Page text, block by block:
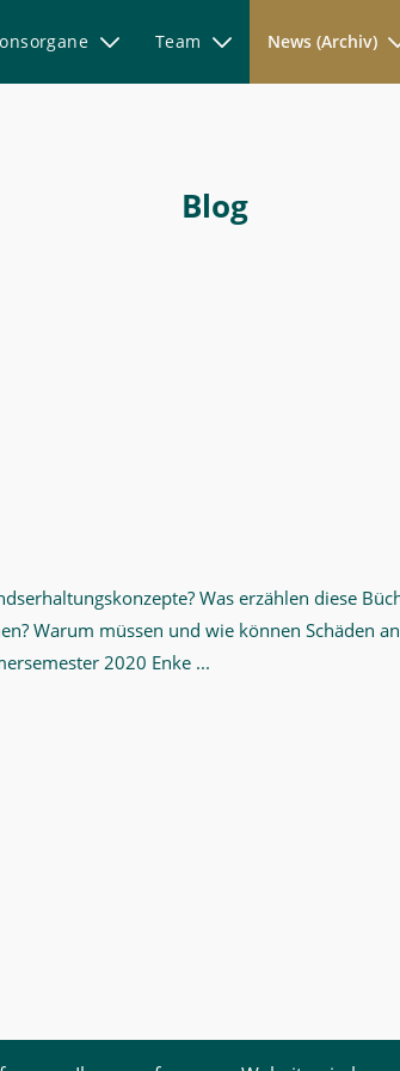
Team News (Archiv)
Blog
Was erzählen diese
Warum müssen und wie können Schäden
2020 Enke ...